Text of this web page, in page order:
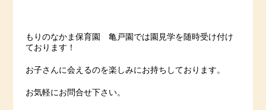
もりのなかま保育園 亀戸園では園見学を随時受け付け
ております！
お子さんに会えるのを楽しみにお持ちしております。
お気軽にお問合せ下さい。